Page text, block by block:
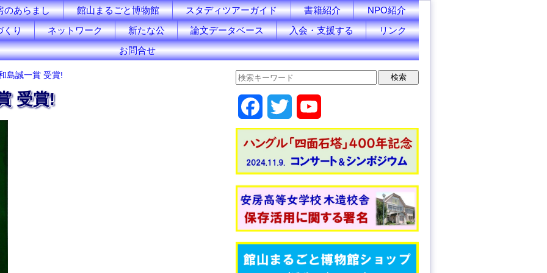
のあらまし 館山まるごと博物館 スタディツアーガイド 書籍紹介
NPO紹介
くり
ネットワーク 新たな公 論文データベース 入会・支援する
リンク
お問合せ
島誠一賞 受賞!
受賞!
a
b
o
o
w
i
t
e
o
u
b
e